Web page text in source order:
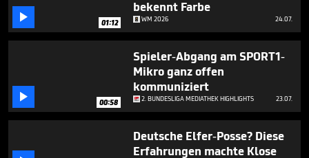
 01:12
bekennt Farbe
WM 2026 24.07.
 00:58
Spieler-Abgang am SPORT1-
Mikro ganz offen
kommuniziert
2. BUNDESLIGA MEDIATHEK HIGHLIGHTS 23.07.
Deutsche Elfer-Posse? Diese
Erfahrungen machte Klose